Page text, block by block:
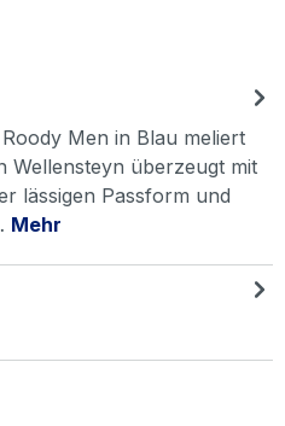
Men in Blau meliert
Wellensteyn überzeugt mit
lässigen Passform und
Mehr